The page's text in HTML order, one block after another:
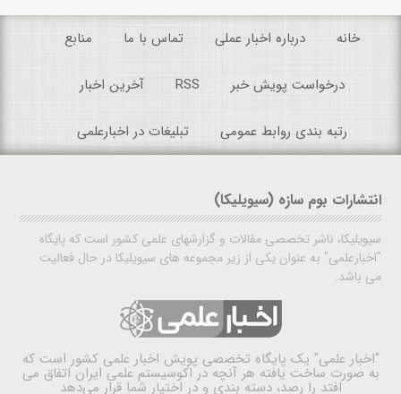
خانه درباره اخبار عملی تماس با ما منابع
درخواست پویش خبر RSS آخرین اخبار
رتبه بندی روابط عمومی تبلیغات در اخبارعلمی
انتشارات بوم سازه (سیویلیکا)
سیویلیکا، ناشر تخصصی مقالات و گزارشهای علمی کشور است که پایگاه
"اخبارعلمی" به عنوان یکی از زیر مجموعه های سیویلیکا در حال فعالیت
می باشد.
"اخبار علمی" یک پایگاه تخصصی پویش اخبار علمی کشور است که
به صورت ساخت یافته هر آنچه در اکوسیستم علمی ایران اتفاق می
افتد را رصد، دسته بندی و در اختیار شما قرار می‌دهد